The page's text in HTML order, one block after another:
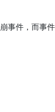
事件，而事